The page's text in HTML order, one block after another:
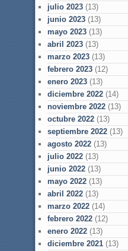
julio 2023 (13)
junio 2023 (13)
mayo 2023 (13)
abril 2023 (13)
marzo 2023 (13)
febrero 2023 (12)
enero 2023 (13)
diciembre 2022 (14)
noviembre 2022 (13)
octubre 2022 (13)
septiembre 2022 (13)
agosto 2022 (13)
julio 2022 (13)
junio 2022 (13)
mayo 2022 (13)
abril 2022 (13)
marzo 2022 (14)
febrero 2022 (12)
enero 2022 (13)
diciembre 2021 (13)